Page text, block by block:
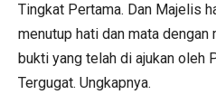
Tingkat Pertama. Dan Majelis
menutup hati dan mata dengan
bukti yang telah di ajukan oleh
Tergugat. Ungkapnya.